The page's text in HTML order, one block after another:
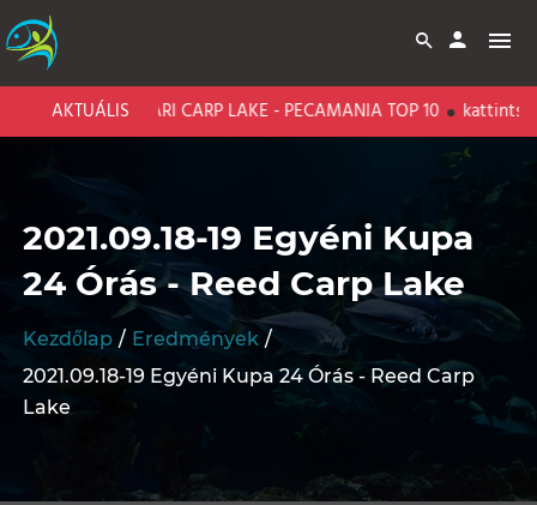
AKTUÁLISBARI CARP LAKE - PECAMANIA TOP 10 kattints az
2021.09.18-19 Egyéni Kupa
24 Órás - Reed Carp Lake
Kezdőlap
Eredmények
2021.09.18-19 Egyéni Kupa 24 Órás - Reed Carp
Lake